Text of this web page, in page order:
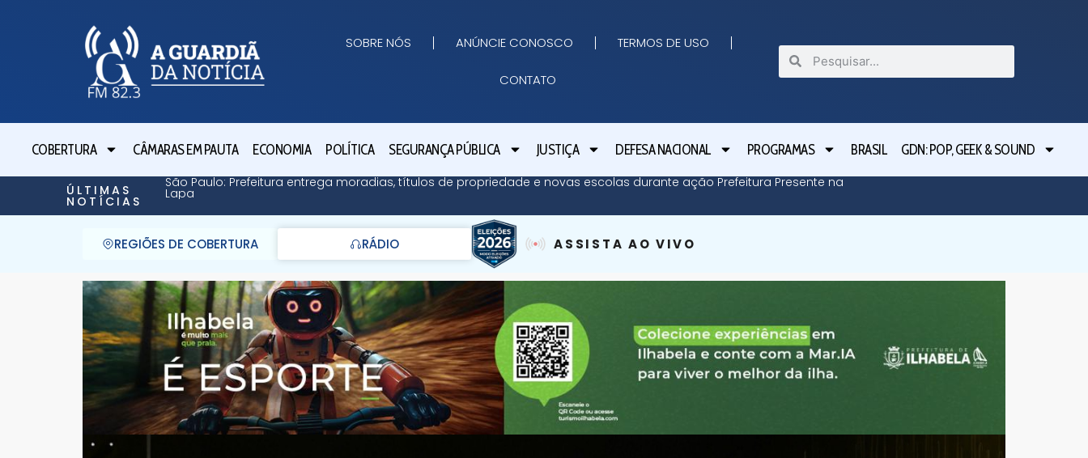
SOBRE NÓS ANÚNCIE CONOSCO TERMOS DE USO
CONTATO
COBERTURA CÂMARAS EM PAUTA ECONOMIA POLÍTICA SEGURANÇA PÚBLICA JUSTIÇA DEFESA NACIONAL PROGRAMAS BRASIL GDN: POP, GEEK & SOUND
ÚLTIMAS
NOTÍCIAS
São Paulo: Prefeitura entrega moradias, títulos de propriedade e novas escolas durante ação Prefeitura Presente na
Lapa
REGIÕES DE COBERTURA RÁDIO ASSISTA AO VIVO